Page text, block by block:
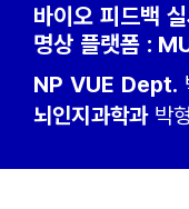
바이오 피드백
명상 플랫폼 :
NP VUE Dept.
뇌인지과학과박